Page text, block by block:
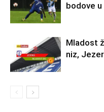
bodove
Mladost
niz,